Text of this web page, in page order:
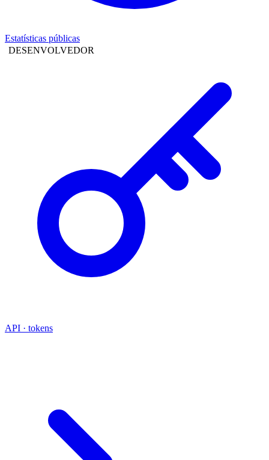
Estatísticas públicas
DESENVOLVEDOR
API · tokens